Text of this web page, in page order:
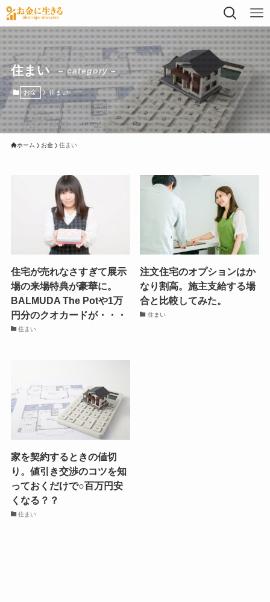
住まい – category –
お金 住まい
ホーム お金 住まい
住宅が売れなさすぎて展示
場の来場特典が豪華に。
BALMUDA The Potや1万
円分のクオカードが・・・
住まい
注文住宅のオプションはか
なり割高。施主支給する場
合と比較してみた。
住まい
家を契約するときの値切
り。値引き交渉のコツを知
っておくだけで○百万円安
くなる？？
住まい